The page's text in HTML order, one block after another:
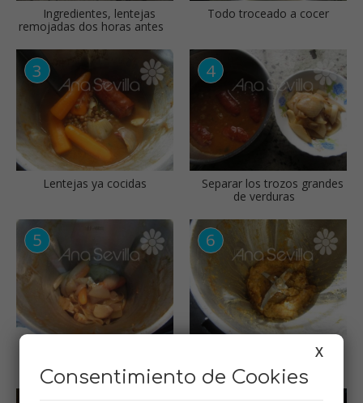
Ingredientes, lentejas
remojadas dos horas antes
Todo troceado a cocer
Lentejas ya cocidas
Separar los trozos grandes
de verduras
Añadir de nuevo las
X
Consentimiento de Cookies